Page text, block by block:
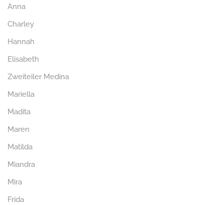
Anna
Charley
Hannah
Elisabeth
Zweiteiler Medina
Mariella
Madita
Maren
Matilda
Miandra
Mira
Frida